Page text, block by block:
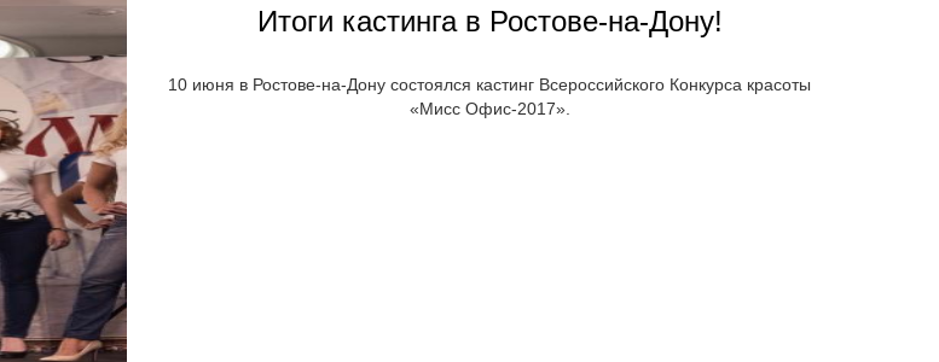
Итоги кастинга в Ростове-на-Дону!
10 июня в Ростове-на-Дону состоялся кастинг Всероссийского Конкурса красоты
«Мисс Офис-2017».